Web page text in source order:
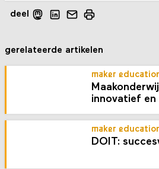
deel
gerelateerde artikelen
maker
innovatief en
maker
DOIT: